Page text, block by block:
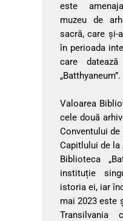
este
muzeu de
sacră, care şi-
în perioada
care
„Batthyaneum”.
Valoarea
cele două
Conventului
Capitlului de la
Biblioteca
instituție
istoria ei, iar
mai 2023 este